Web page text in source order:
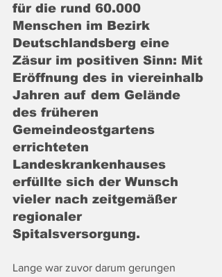
für die rund 60.000
Menschen im Bezirk
Deutschlandsberg eine
Zäsur im positiven Sinn: Mit
Eröffnung des in viereinhalb
Jahren auf dem Gelände
des früheren
Gemeindeostgartens
errichteten
Landeskrankenhauses
erfüllte sich der Wunsch
vieler nach zeitgemäßer
regionaler
Spitalsversorgung.
Lange war zuvor darum gerungen